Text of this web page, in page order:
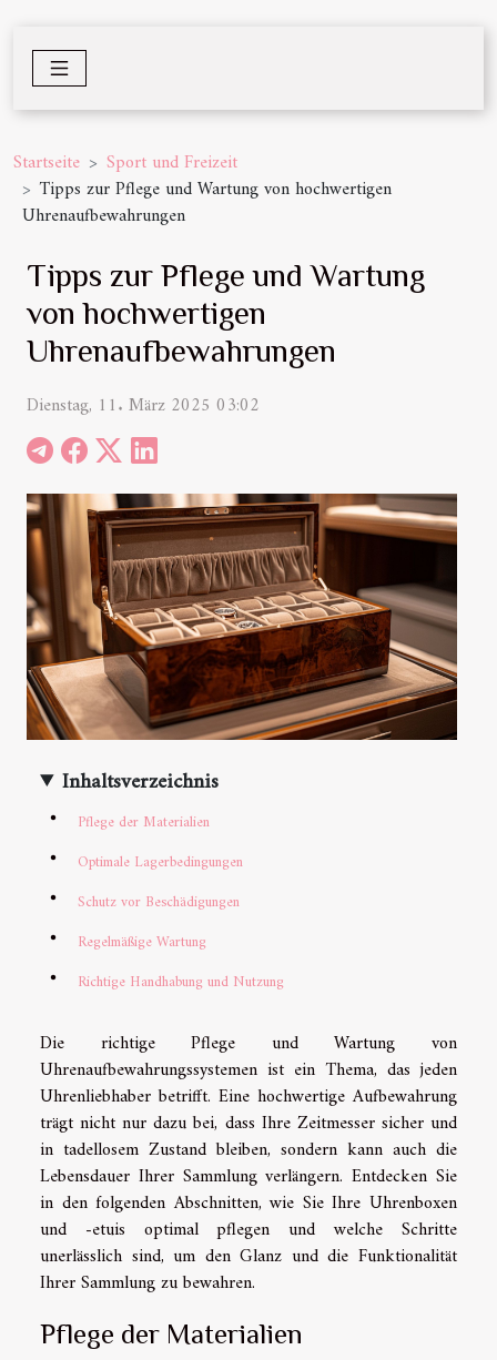
Startseite
Sport und Freizeit
Tipps zur Pflege und Wartung von hochwertigen
Uhrenaufbewahrungen
Tipps zur Pflege und Wartung
von hochwertigen
Uhrenaufbewahrungen
Dienstag, 11. März 2025 03:02
Inhaltsverzeichnis
Pflege der Materialien
Optimale Lagerbedingungen
Schutz vor Beschädigungen
Regelmäßige Wartung
Richtige Handhabung und Nutzung
Die richtige Pflege und Wartung von
Uhrenaufbewahrungssystemen ist ein Thema, das jeden
Uhrenliebhaber betrifft. Eine hochwertige Aufbewahrung
trägt nicht nur dazu bei, dass Ihre Zeitmesser sicher und
in tadellosem Zustand bleiben, sondern kann auch die
Lebensdauer Ihrer Sammlung verlängern. Entdecken Sie
in den folgenden Abschnitten, wie Sie Ihre Uhrenboxen
und -etuis optimal pflegen und welche Schritte
unerlässlich sind, um den Glanz und die Funktionalität
Ihrer Sammlung zu bewahren.
Pflege der Materialien